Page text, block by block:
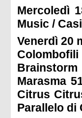
Mercoledì
Music /
Venerdì 20
Marasma
Citrus
Parallelo di